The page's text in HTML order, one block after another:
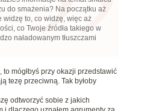
do smażenia? Na początku aż
widzę to, co widzę, więc aż
co Twoje źródła takiego w
naładowanym tłuszczami
to mógłbyś przy okazji przedstawić
tezę przeciwną. Tak byłoby
odtworzyć sobie z jakich